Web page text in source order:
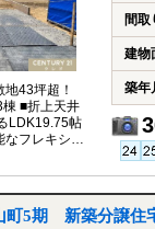
43坪超！
■折上天井
LDK19.75帖
フレキシブ
間取
建物
築年
町5期 新築分譲